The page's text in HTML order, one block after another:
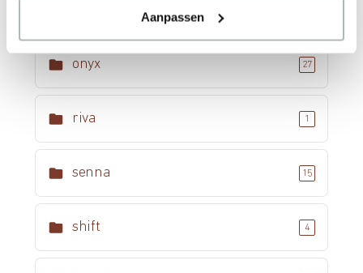
Aanpassen
onyx 27
riva 1
senna 15
shift 4